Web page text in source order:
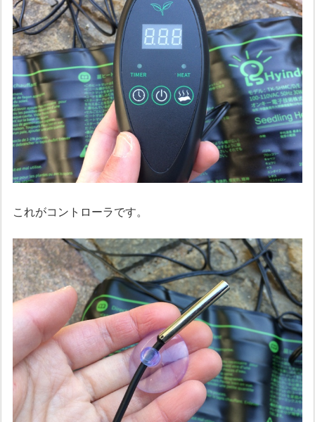
これがコントローラです。